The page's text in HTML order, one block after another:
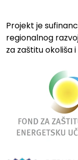
Projekt je
regionalnog
za zaštitu okoliša